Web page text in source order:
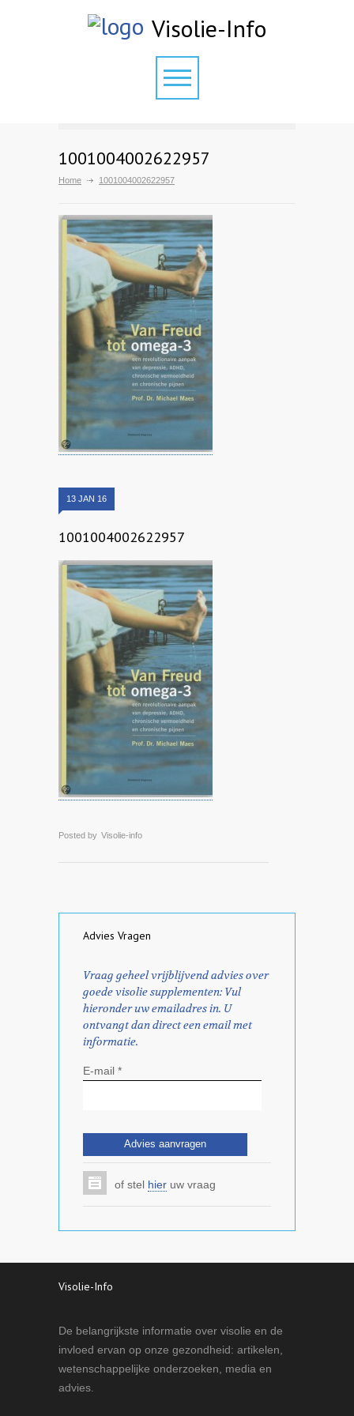
Visolie-Info
1001004002622957
Home 1001004002622957
13 JAN 16
1001004002622957
Posted by Visolie-info
Advies Vragen
Vraag geheel vrijblijvend advies over
goede visolie supplementen: Vul
hieronder uw emailadres in. U
ontvangt dan direct een email met
informatie.
E-mail *
of stel hier uw vraag
Visolie-Info
De belangrijkste informatie over visolie en de
invloed ervan op onze gezondheid: artikelen,
wetenschappelijke onderzoeken, media en
advies.